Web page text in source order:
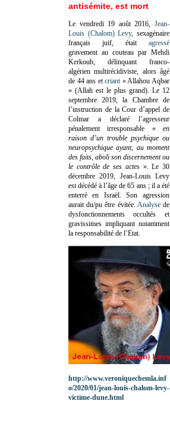
antisémite, est mort
Le vendredi 19 août 2016, Jean-
Louis (Chalom) Levy, sexagénaire
français juif, était agressé
gravement au couteau par Mehdi
Kerkoub, délinquant franco-
algérien multirécidiviste, alors âgé
de 44 ans etcriant « Allahou Aqbar
» (Allah est le plus grand). Le 12
septembre 2019, la Chambre de
l’instruction de la Cour d’appel de
Colmar a déclaré l’agresseur
pénalement irresponsable «en
raison d’un trouble psychique ou
neuropsychique ayant, au moment
des faits, aboli son discernement ou
le contrôle de ses actes». Le 30
décembre 2019, Jean-Louis Levy
est décédé à l’âge de 65 ans ; il a été
enterré en Israël. Son agression
aurait du/pu être évitée. Analysede
dysfonctionnements occultés et
gravissimes impliquant notamment
la responsabilité de l’Etat.
http://www.veroniquechemla.inf
o/2020/01/jean-louis-chalom-levy-
victime-dune.html